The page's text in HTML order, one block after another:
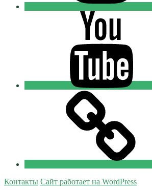
Православные
Добровольцы
Контакты Сайт работает на WordPress